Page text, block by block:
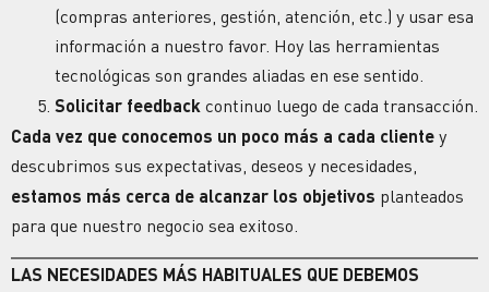
(compras anteriores, gestión, atención, etc.) y usar esa
información a nuestro favor. Hoy las herramientas
tecnológicas son grandes aliadas en ese sentido.
Solicitar feedback continuo luego de cada transacción.
Cada vez que conocemos un poco más a cada cliente y
descubrimos sus expectativas, deseos y necesidades,
estamos más cerca de alcanzar los objetivos planteados
para que nuestro negocio sea exitoso.
LAS NECESIDADES MÁS HABITUALES QUE DEBEMOS